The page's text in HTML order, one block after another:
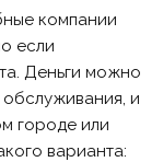
компании
если
Деньги можно
обслуживания, и
городе или
варианта: